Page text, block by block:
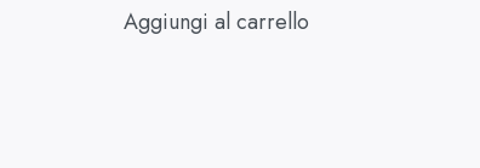
Aggiungi al carrello